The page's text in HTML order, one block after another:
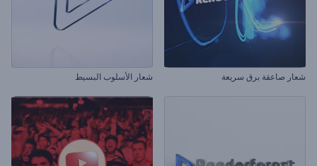
شعار صاعقة برق سريعة شعار الأسلوب البسيط